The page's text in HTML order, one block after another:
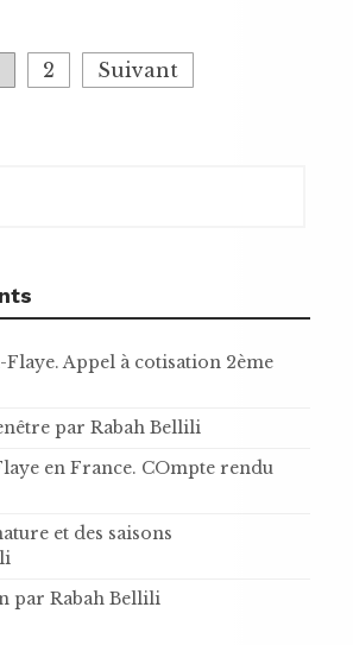
2 Suivant
Flaye. Appel à cotisation 2ème
par Rabah Bellili
en France. COmpte rendu
et des saisons
par Rabah Bellili